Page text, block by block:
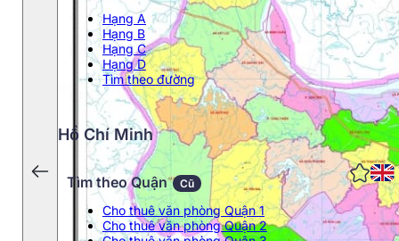
Hạng A
Hạng B
Hạng C
Hạng D
Tìm theo đường
Hồ Chí Minh
Tìm theo Quận Cũ
Cho thuê văn phòng Quận 1
Cho thuê văn phòng Quận 2